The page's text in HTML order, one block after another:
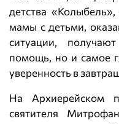
детства
мамы с детьми,
ситуации,
помощь, но и самое
уверенность в
На Архиерейском
святителя